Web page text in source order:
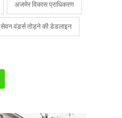
अजमेर विकास प्राधिकरण
सेवन वंडर्स तोड़ने की डेडलाइन